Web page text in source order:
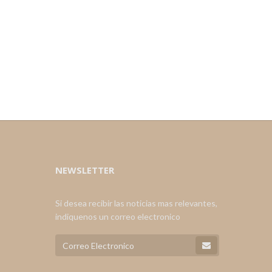
NEWSLETTER
Si desea recibir las noticias mas relevantes,
indiquenos un correo electronico